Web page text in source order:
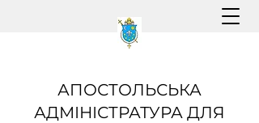
АПОСТОЛЬСЬКА
АДМІНІСТРАТУРА ДЛЯ